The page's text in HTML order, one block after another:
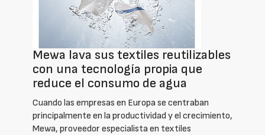
Mewa lava sus textiles reutilizables
con una tecnología propia que
reduce el consumo de agua
Cuando las empresas en Europa se centraban
principalmente en la productividad y el crecimiento,
Mewa, proveedor especialista en textiles